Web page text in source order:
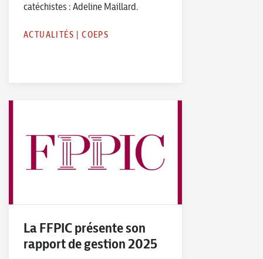
catéchistes : Adeline Maillard.
ACTUALITÉS |COEPS
La FFPIC présente son
rapport de gestion 2025